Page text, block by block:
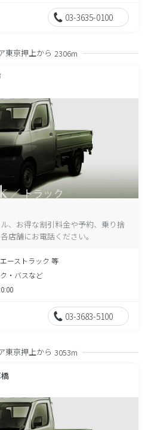
03-3635-0100
東京押上から 2306m
、お得な割引料金や予約、乗り捨
店舗にお電話ください。
ーストラック 等
・バスなど
03-3683-5100
東京押上から 3053m